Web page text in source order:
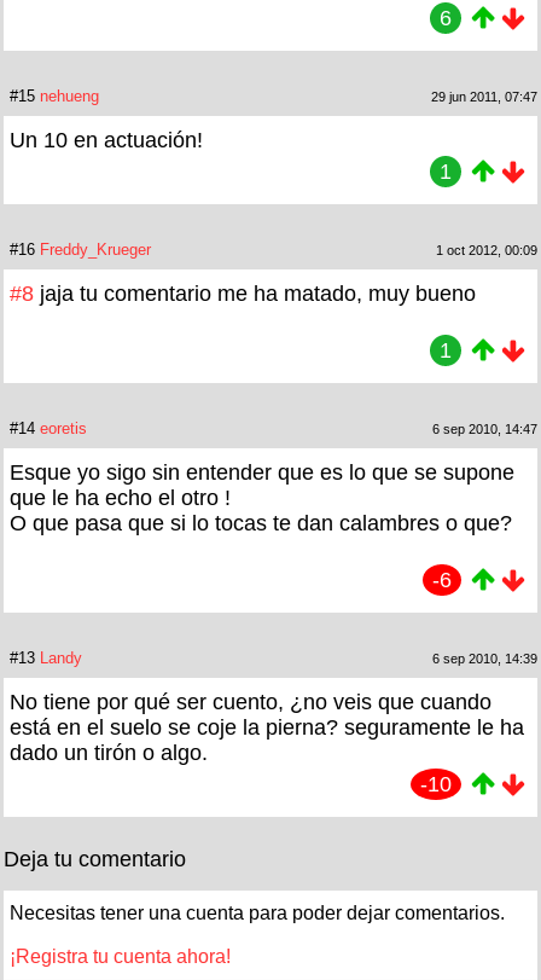
6
#15 nehueng 29 jun 2011, 07:47
Un 10 en actuación!
1
#16 Freddy_Krueger 1 oct 2012, 00:09
#8 jaja tu comentario me ha matado, muy bueno
1
#14 eoretis 6 sep 2010, 14:47
Esque yo sigo sin entender que es lo que se supone
que le ha echo el otro !
O que pasa que si lo tocas te dan calambres o que?
-6
#13 Landy 6 sep 2010, 14:39
No tiene por qué ser cuento, ¿no veis que cuando
está en el suelo se coje la pierna? seguramente le ha
dado un tirón o algo.
-10
Deja tu comentario
Necesitas tener una cuenta para poder dejar comentarios.
¡Registra tu cuenta ahora!